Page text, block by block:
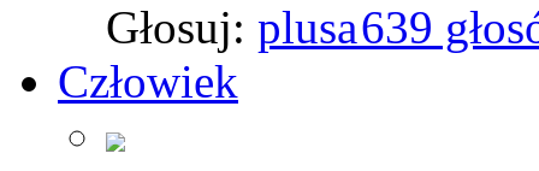
Głosuj:
639
Człowiek